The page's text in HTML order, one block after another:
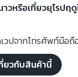
วหรือเที่ยวยุโรปฤ
วปจากโทรศัพท์มือถื
ยวกับสินค้านี้